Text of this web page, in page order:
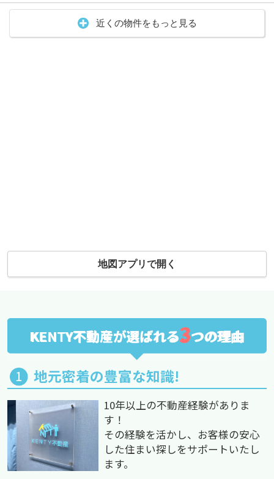
近くの物件をもっと見る
地図アプリで開く
KENTY不動産が選ばれる3つの理由
地元密着の豊富な知識!
10年以上の不動産経験がありま
す！
その経験を活かし、お客様の安心
した住まい探しをサポートいたし
ます。